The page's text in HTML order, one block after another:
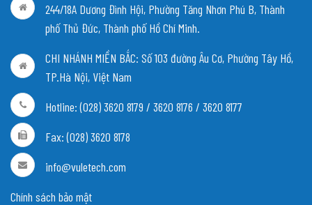
244/18A Dương Đình Hội, Phường Tăng Nhơn Phú B, Thành
phố Thủ Đức, Thành phố Hồ Chí Minh.
CHI NHÁNH MIỀN BẮC: Số 103 đường Âu Cơ, Phường Tây Hồ,
TP.Hà Nội, Việt Nam
Hotline: (028) 3620 8179 / 3620 8176 / 3620 8177
Fax: (028) 3620 8178
info@vuletech.com
Chính sách bảo mật